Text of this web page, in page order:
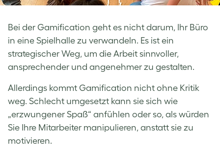
Bei der Gamification geht es nicht darum, Ihr Büro
in eine Spielhalle zu verwandeln. Es ist ein
strategischer Weg, um die Arbeit sinnvoller,
ansprechender und angenehmer zu gestalten.
Allerdings kommt Gamification nicht ohne Kritik
weg. Schlecht umgesetzt kann sie sich wie
„erzwungener Spaß“ anfühlen oder so, als würden
Sie Ihre Mitarbeiter manipulieren, anstatt sie zu
motivieren.